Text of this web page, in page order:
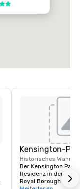
Kensington-
Historisches
Der Kensington
Residenz in den
Royal Borough of